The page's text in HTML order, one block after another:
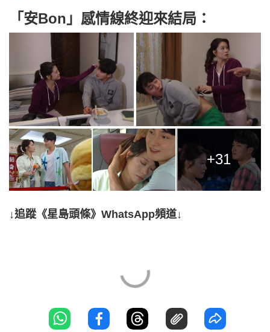
「安Bon」感情線終迎來結局：
+31
↓追蹤《星島頭條》WhatsApp頻道↓